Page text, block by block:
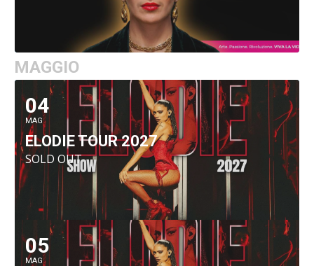
MAGGIO
04
MAG
ELODIE TOUR 2027
SOLD OUT
05
MAG